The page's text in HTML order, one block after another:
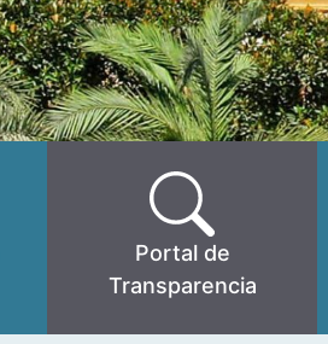
Portal de
Transparencia